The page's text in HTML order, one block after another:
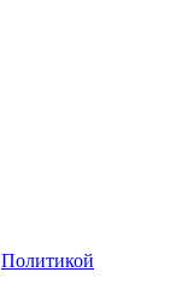
Политикой